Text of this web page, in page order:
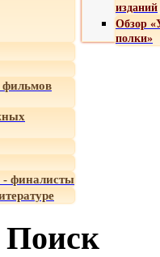
изданий
Обзор
полки»
- финалисты
Поиск